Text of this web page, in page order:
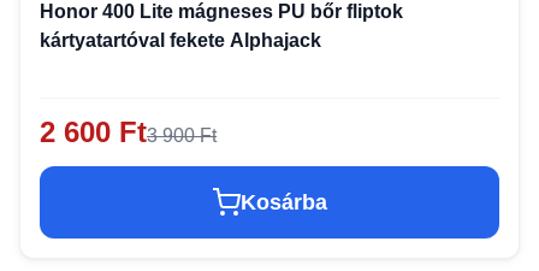
Honor 400 Lite mágneses PU bőr fliptok
kártyatartóval fekete Alphajack
2 600 Ft3 900 Ft
Kosárba